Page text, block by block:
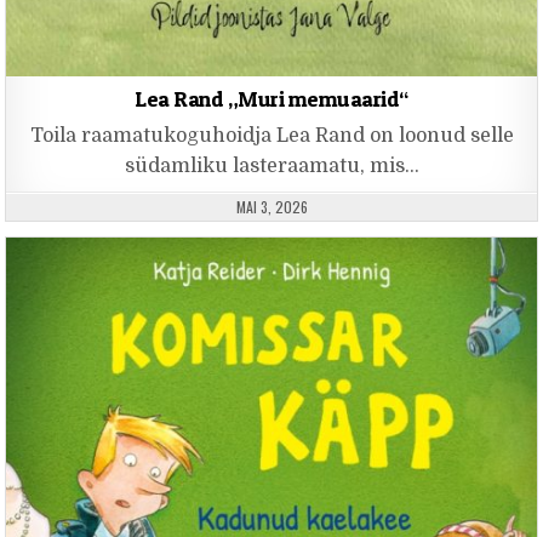
Lea Rand „Muri memuaarid“
Toila raamatukoguhoidja Lea Rand on loonud selle
südamliku lasteraamatu, mis…
PUBLISHED DATE:
MAI 3, 2026